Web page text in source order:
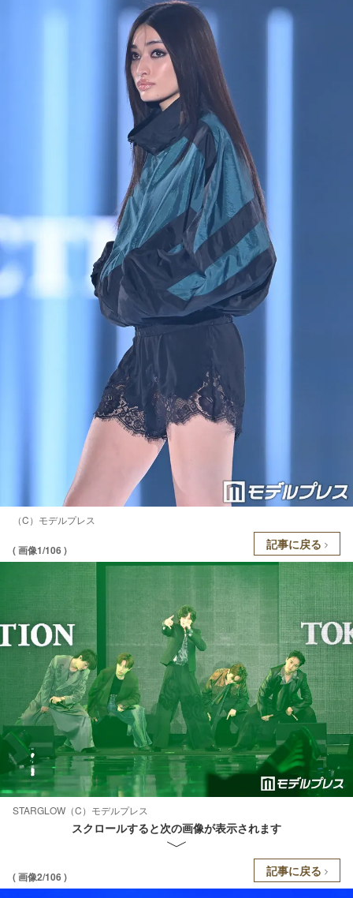
（C）モデルプレス
( 画像1/106 ) 記事に戻る
STARGLOW（C）モデルプレス
スクロールすると次の画像が表示されます
( 画像2/106 ) 記事に戻る